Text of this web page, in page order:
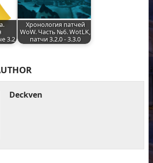
3.2
Хронология патчей
WoW. Часть №6. WotLK,
патчи 3.2.0 - 3.3.0
Deckven